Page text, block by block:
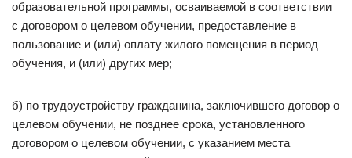
образовательной программы, осваиваемой в соответствии
с договором о целевом обучении, предоставление в
пользование и (или) оплату жилого помещения в период
обучения, и (или) других мер;
б) по трудоустройству гражданина, заключившего договор о
целевом обучении, не позднее срока, установленного
договором о целевом обучении, с указанием места